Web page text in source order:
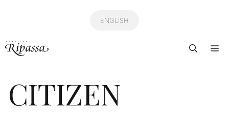
inhoud
ENGLISH
CITIZEN